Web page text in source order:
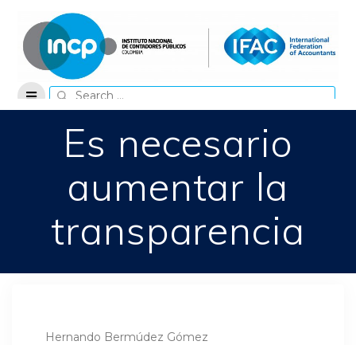
content
Search
for:
Es necesario
aumentar la
transparencia
Hernando Bermúdez Gómez